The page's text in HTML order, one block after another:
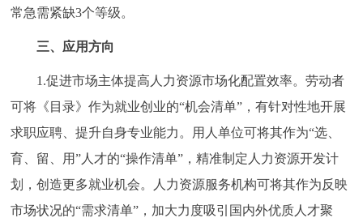
常急需紧缺3个等级。
三、应用方向
1.促进市场主体提高人力资源市场化配置效率。劳动者
可将《目录》作为就业创业的“机会清单”，有针对性地开展
求职应聘、提升自身专业能力。用人单位可将其作为“选、
育、留、用”人才的“操作清单”，精准制定人力资源开发计
划，创造更多就业机会。人力资源服务机构可将其作为反映
市场状况的“需求清单”，加大力度吸引国内外优质人才聚